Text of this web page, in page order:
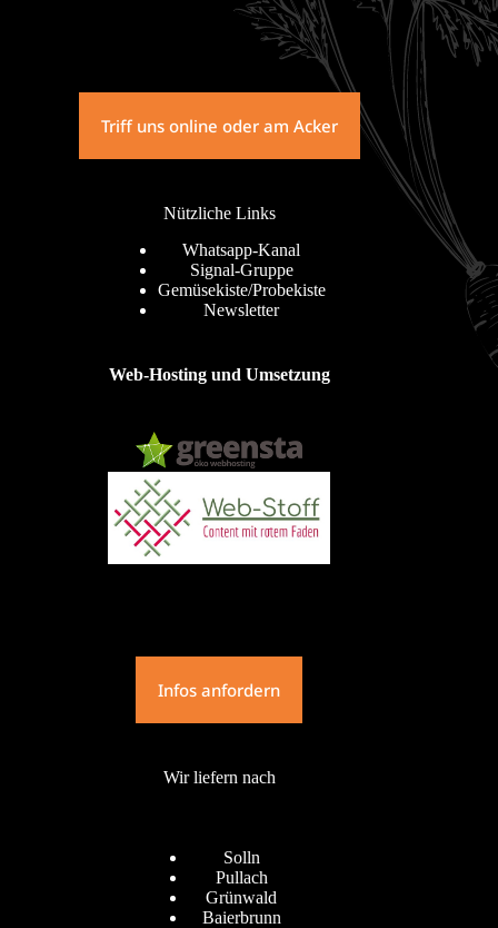
Triff uns online oder am Acker
Nützliche Links
Whatsapp-Kanal
Signal-Gruppe
Gemüsekiste/Probekiste
Newsletter
Web-Hosting und Umsetzung
Infos anfordern
Wir liefern nach
Solln
Pullach
Grünwald
Baierbrunn